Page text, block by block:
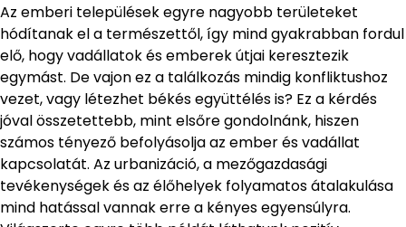
Az emberi települések egyre nagyobb területeket
hódítanak el a természettől, így mind gyakrabban fordul
elő, hogy vadállatok és emberek útjai keresztezik
egymást. De vajon ez a találkozás mindig konfliktushoz
vezet, vagy létezhet békés együttélés is? Ez a kérdés
jóval összetettebb, mint elsőre gondolnánk, hiszen
számos tényező befolyásolja az ember és vadállat
kapcsolatát. Az urbanizáció, a mezőgazdasági
tevékenységek és az élőhelyek folyamatos átalakulása
mind hatással vannak erre a kényes egyensúlyra.